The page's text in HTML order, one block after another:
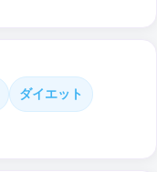
ダイエット